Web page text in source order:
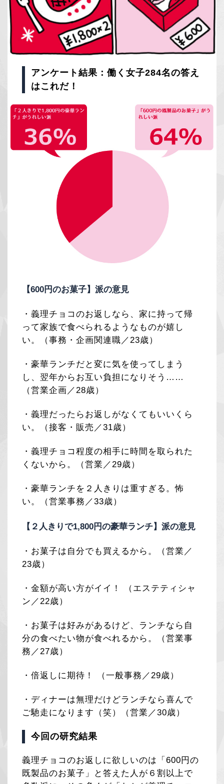
アンケート結果：働く女子284名の答え
はこれだ！
【600円のお菓子】派の意見
・義理チョコのお返しなら、家に持って帰
って家族で食べられるようなものが嬉し
い。（事務・企画関連職／23歳）
・豪華ランチだと変に気を使ってしまう
し、翌年からお互い負担になりそう……
（営業企画／28歳）
・義理だったらお返しがなくてもいいくら
い。（接客・販売／31歳）
・義理チョコ程度の相手に時間を取られた
くないから。（営業／29歳）
・豪華ランチを２人きりは重すぎる。怖
い。（営業事務／33歳）
【２人きりで1,800円の豪華ランチ】派の意見
・お菓子は自分でも買えるから。（営業／
23歳）
・金額が高い方がイイ！ （エステティシャ
ン／22歳）
・お菓子は好みがあるけど、ランチなら自
分の食べたい物が食べれるから。（営業事
務／27歳）
・倍返しに期待！ （一般事務／29歳）
・ディナーは無理だけどランチなら喜んで
ご馳走になります（笑）（営業／30歳）
今回の研究結果
義理チョコのお返しに欲しいのは「600円の
既製品のお菓子」と答えた人が６割以上で